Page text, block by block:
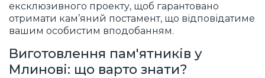
ексклюзивного проекту, щоб гарантовано
отримати кам’яний постамент, що відповідатиме
вашим особистим вподобанням.
Виготовлення пам'ятників у
Млинові: що варто знати?